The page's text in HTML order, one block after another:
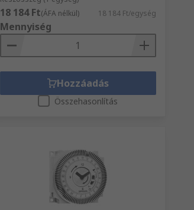
18 184 Ft(ÁFA nélkül) 18 184 Ft/egység
Mennyiség
Hozzáadás
Összehasonlítás